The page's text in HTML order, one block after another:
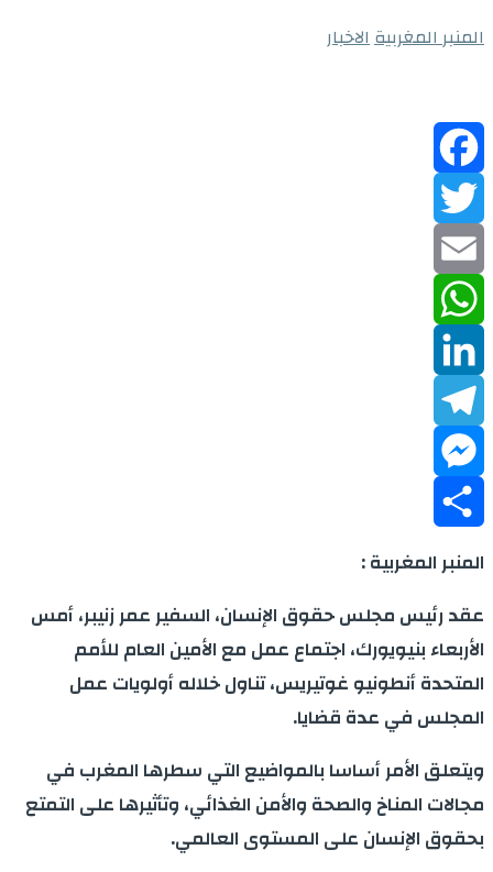
المنبر المغربيةالاخبار
Facebook
Twitter
Email
WhatsApp
LinkedIn
Telegram
Messenger
Share
المنبر المغربية :
عقد رئيس مجلس حقوق الإنسان، السفير عمر زنيبر، أمس
الأربعاء بنيويورك، اجتماع عمل مع الأمين العام للأمم
المتحدة أنطونيو غوتيريس، تناول خلاله أولويات عمل
المجلس في عدة قضايا.
ويتعلق الأمر أساسا بالمواضيع التي سطرها المغرب في
مجالات المناخ والصحة والأمن الغذائي، وتأثيرها على التمتع
بحقوق الإنسان على المستوى العالمي.